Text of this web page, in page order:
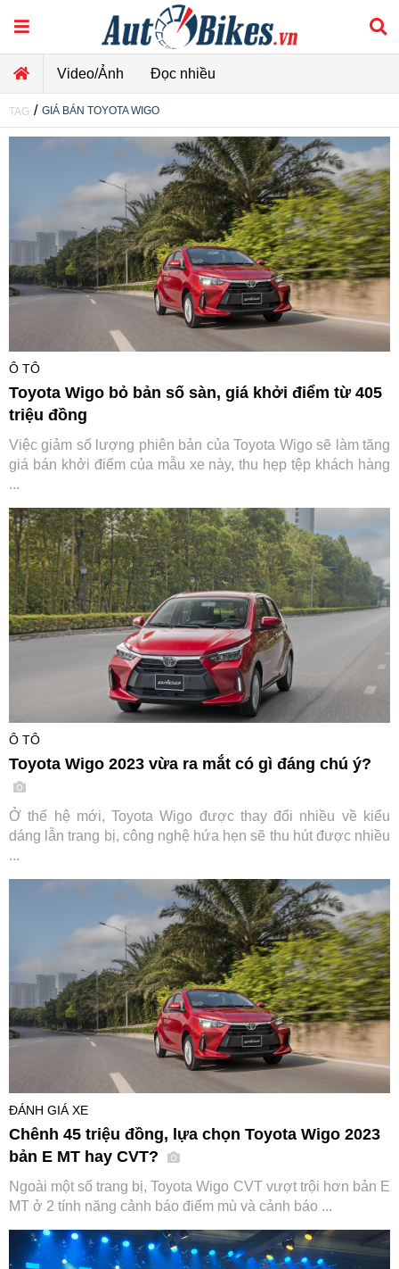
Video/Ảnh Đọc nhiều
TAG / GIÁ BÁN TOYOTA WIGO
Ô TÔ
Toyota Wigo bỏ bản số sàn, giá khởi điểm từ 405
triệu đồng
Việc giảm số lượng phiên bản của Toyota Wigo sẽ làm tăng
giá bán khởi điểm của mẫu xe này, thu hẹp tệp khách hàng
...
Ô TÔ
Toyota Wigo 2023 vừa ra mắt có gì đáng chú ý?
Ở thế hệ mới, Toyota Wigo được thay đổi nhiều về kiểu
dáng lẫn trang bị, công nghệ hứa hẹn sẽ thu hút được nhiều
...
ĐÁNH GIÁ XE
Chênh 45 triệu đồng, lựa chọn Toyota Wigo 2023
bản E MT hay CVT?
Ngoài một số trang bị, Toyota Wigo CVT vượt trội hơn bản E
MT ở 2 tính năng cảnh báo điểm mù và cảnh báo ...